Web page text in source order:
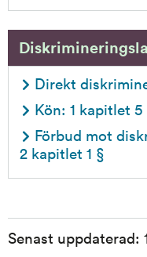
Direkt
Kön: 1 kapitlet 5
Förbud mot
2 kapitlet 1 §
Senast uppdaterad: